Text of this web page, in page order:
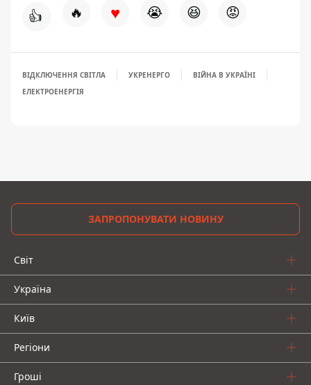
👍 🔥 ♥ 😭 😆 😡
ВІДКЛЮЧЕННЯ СВІТЛА УКРЕНЕРГО
ВІЙНА В УКРАЇНІ
ЕЛЕКТРОЕНЕРГІЯ
ЗАПРОПОНУВАТИ НОВИНУ
Світ
Україна
Київ
Регіони
Гроші